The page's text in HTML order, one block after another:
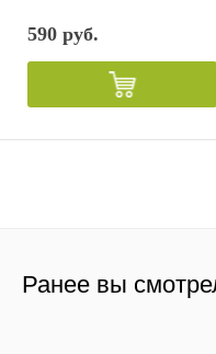
590 руб.
Ранее вы